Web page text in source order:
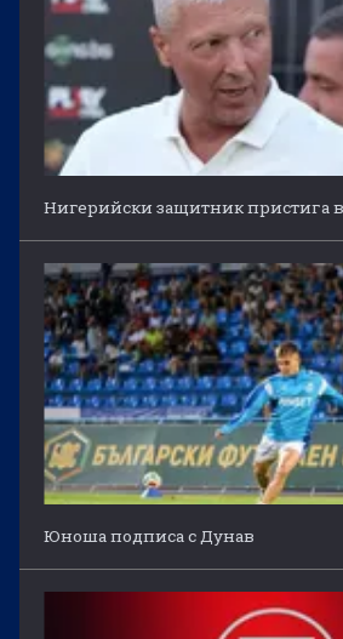
Нигерийски защитник пристига
Юноша подписа с Дунав